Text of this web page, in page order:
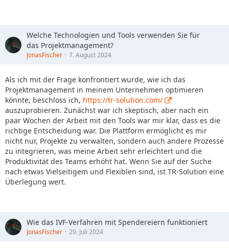
Welche Technologien und Tools verwenden Sie für
das Projektmanagement?
JonasFischer 7. August 2024
Als ich mit der Frage konfrontiert wurde, wie ich das
Projektmanagement in meinem Unternehmen optimieren
könnte, beschloss ich, https://tr-solution.com/
auszuprobieren. Zunächst war ich skeptisch, aber nach ein
paar Wochen der Arbeit mit den Tools war mir klar, dass es die
richtige Entscheidung war. Die Plattform ermöglicht es mir
nicht nur, Projekte zu verwalten, sondern auch andere Prozesse
zu integrieren, was meine Arbeit sehr erleichtert und die
Produktivität des Teams erhöht hat. Wenn Sie auf der Suche
nach etwas Vielseitigem und Flexiblen sind, ist TR-Solution eine
Überlegung wert.
Wie das IVF-Verfahren mit Spendereiern funktioniert
JonasFischer 29. Juli 2024